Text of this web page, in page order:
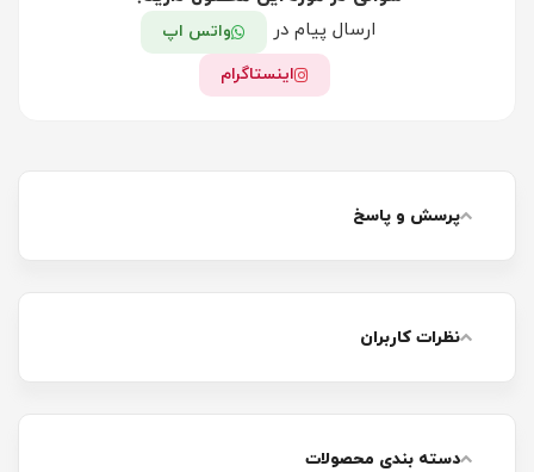
ارسال پیام در
واتس اپ
اینستاگرام
پرسش و پاسخ
نظرات کاربران
دسته بندی محصولات